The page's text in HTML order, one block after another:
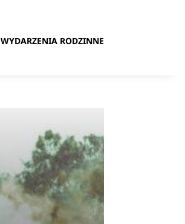
WYDARZENIA RODZINNE